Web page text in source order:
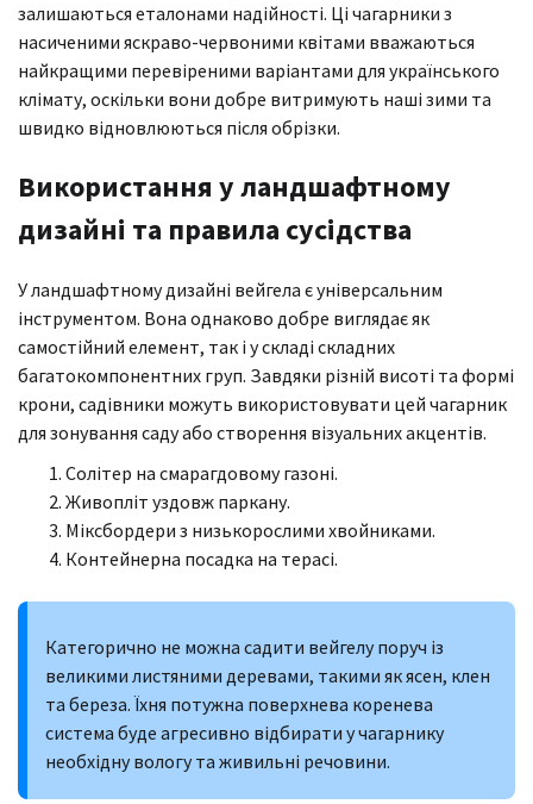
залишаються еталонами надійності. Ці чагарники з
насиченими яскраво-червоними квітами вважаються
найкращими перевіреними варіантами для українського
клімату, оскільки вони добре витримують наші зими та
швидко відновлюються після обрізки.
Використання у ландшафтному
дизайні та правила сусідства
У ландшафтному дизайні вейгела є універсальним
інструментом. Вона однаково добре виглядає як
самостійний елемент, так і у складі складних
багатокомпонентних груп. Завдяки різній висоті та формі
крони, садівники можуть використовувати цей чагарник
для зонування саду або створення візуальних акцентів.
Солітер на смарагдовому газоні.
Живопліт уздовж паркану.
Міксбордери з низькорослими хвойниками.
Контейнерна посадка на терасі.
Категорично не можна садити вейгелу поруч із
великими листяними деревами, такими як ясен, клен
та береза. Їхня потужна поверхнева коренева
система буде агресивно відбирати у чагарнику
необхідну вологу та живильні речовини.